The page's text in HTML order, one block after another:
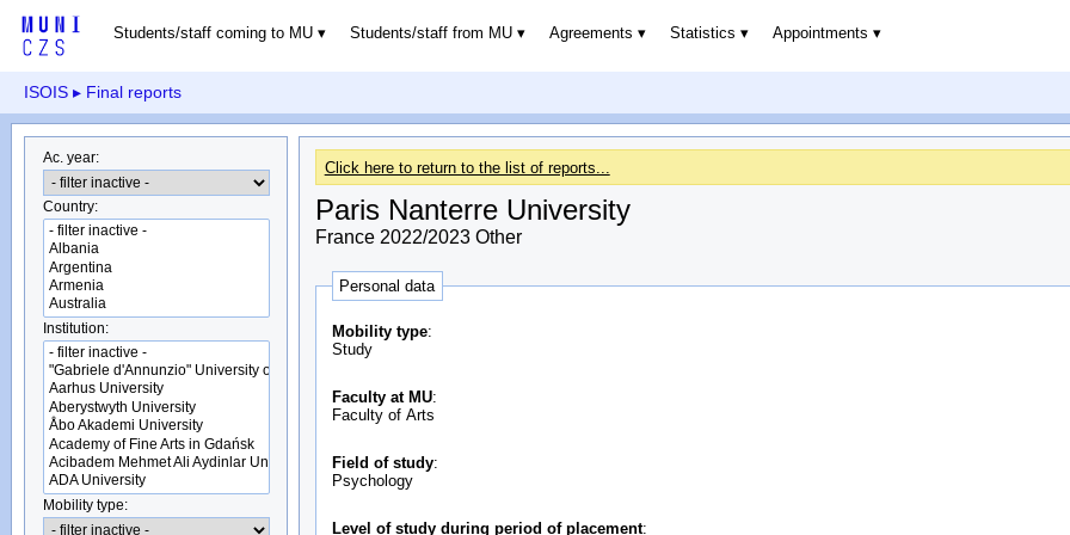
Students/staff coming to MU Students/staff from MU Agreements Statistics Appointments
ISOIS ▸ Final reports
Ac. year:
Country:
Institution:
Mobility type:
Click here to return to the list of reports...
Paris Nanterre University
France 2022/2023 Other
Personal data
Mobility type:
Study
Faculty at MU:
Faculty of Arts
Field of study:
Psychology
Level of study during period of placement: